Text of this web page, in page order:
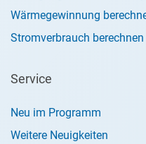
Wärmegewinnung
Stromverbrauch berechnen
Service
Neu im Programm
Weitere Neuigkeiten